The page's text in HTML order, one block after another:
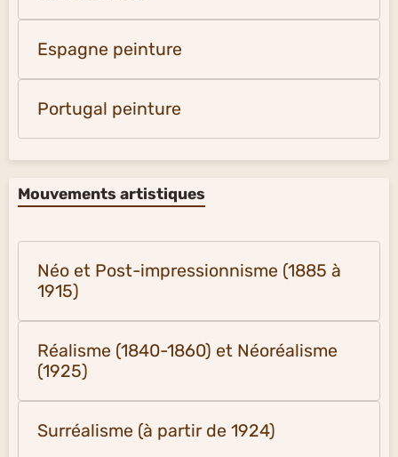
Espagne peinture
Portugal peinture
Mouvements artistiques
Néo et Post-impressionnisme (1885 à
1915)
Réalisme (1840-1860) et Néoréalisme
(1925)
Surréalisme (à partir de 1924)